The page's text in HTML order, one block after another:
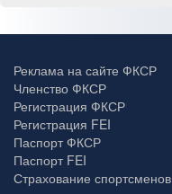
Реклама на сайте ФКСР
Членство ФКСР
Регистрация ФКСР
Регистрация FEI
Паспорт ФКСР
Паспорт FEI
Страхование спортсменов